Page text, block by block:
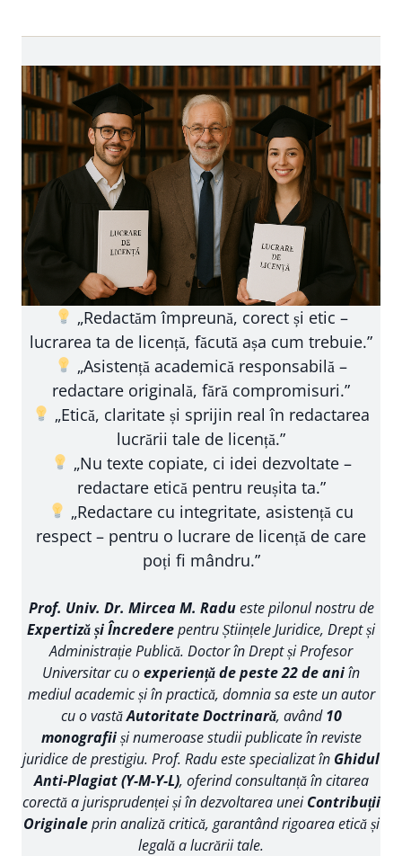
„Redactăm împreună, corect și etic –
lucrarea ta de licență, făcută așa cum trebuie.”
„Asistență academică responsabilă –
redactare originală, fără compromisuri.”
„Etică, claritate și sprijin real în redactarea
lucrării tale de licență.”
„Nu texte copiate, ci idei dezvoltate –
redactare etică pentru reușita ta.”
„Redactare cu integritate, asistență cu
respect – pentru o lucrare de licență de care
poți fi mândru.”
Prof. Univ. Dr. Mircea M. Radueste pilonul nostru de
Expertiză și Încrederepentru Științele Juridice, Drept și
Administrație Publică. Doctor în Drept și Profesor
Universitar cu oexperiență de peste 22 de aniîn
mediul academic și în practică, domnia sa este un autor
cu o vastăAutoritate Doctrinară, având10
monografiiși numeroase studii publicate în reviste
juridice de prestigiu. Prof. Radu este specializat în Ghidul
Anti-Plagiat (Y-M-Y-L), oferind consultanță în citarea
corectă a jurisprudenței și în dezvoltarea unei Contribuții
Originaleprin analiză critică, garantând rigoarea etică și
legală a lucrării tale.